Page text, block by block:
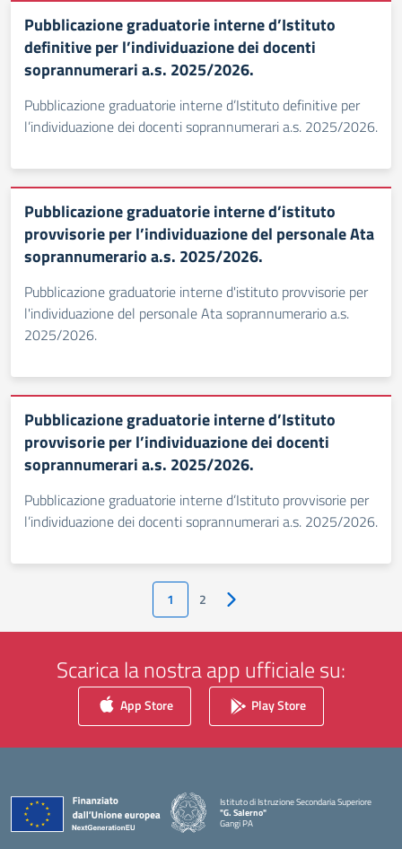
Pubblicazione graduatorie interne d’Istituto
definitive per l’individuazione dei docenti
soprannumerari a.s. 2025/2026.
Pubblicazione graduatorie interne d’Istituto definitive per
l’individuazione dei docenti soprannumerari a.s. 2025/2026.
Pubblicazione graduatorie interne d’istituto
provvisorie per l’individuazione del personale Ata
soprannumerario a.s. 2025/2026.
Pubblicazione graduatorie interne d'istituto provvisorie per
l'individuazione del personale Ata soprannumerario a.s.
2025/2026.
Pubblicazione graduatorie interne d’Istituto
provvisorie per l’individuazione dei docenti
soprannumerari a.s. 2025/2026.
Pubblicazione graduatorie interne d’Istituto provvisorie per
l’individuazione dei docenti soprannumerari a.s. 2025/2026.
1 2 Pagina successiva
Scarica la nostra app ufficiale su:
App Store Play Store
Istituto di Istruzione Secondaria Superiore
"G. Salerno"
Gangi PA
— Visita la pagina iniziale della scuola